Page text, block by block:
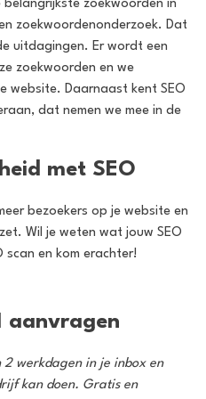
zoekwoorden in
zoekwoordenonderzoek. Dat
uitdagingen. Er wordt een
zoekwoorden en we
website. Daarnaast kent SEO
dat nemen we mee in de
met SEO
bezoekers op je website en
Wil je weten wat jouw SEO
scan en kom erachter!
aanvragen
2 werkdagen in je inbox en
kan doen. Gratis en